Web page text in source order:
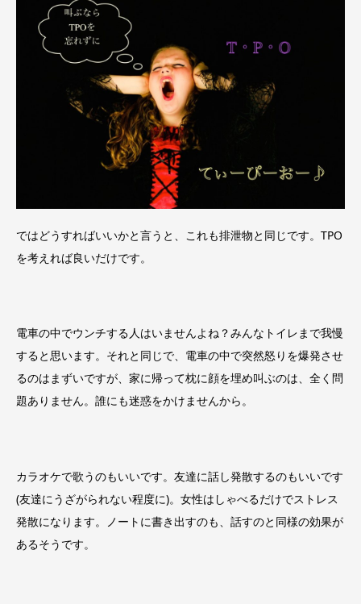
ではどうすればいいかと言うと、これも排泄物と同じです。TPO
を考えれば良いだけです。
電車の中でウンチする人はいませんよね？みんなトイレまで我慢
すると思います。それと同じで、電車の中で突然怒りを爆発させ
るのはまずいですが、家に帰って枕に顔を埋め叫ぶのは、全く問
題ありません。誰にも迷惑をかけませんから。
カラオケで歌うのもいいです。友達に話し発散するのもいいです
(友達にうざがられない程度に)。女性はしゃべるだけでストレス
発散になります。ノートに書き出すのも、話すのと同様の効果が
あるそうです。